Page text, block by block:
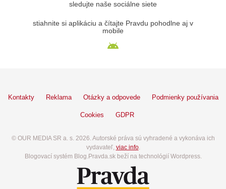
sledujte naše sociálne siete
stiahnite si aplikáciu a čítajte Pravdu pohodlne aj v
mobile
Kontakty Reklama Otázky a odpovede Podmienky používania
Cookies GDPR
© OUR MEDIA SR a. s. 2026. Autorské práva sú vyhradené a vykonáva ich
vydavateľ, viac info.
Blogovací systém Blog.Pravda.sk beží na technológií Wordpress.